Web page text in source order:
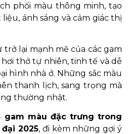
phối màu thông minh, tạo
ánh sáng và cảm giác thị
trở lại mạnh mẽ của các gam
thở tự nhiên, tinh tế và dễ
hình nhà ở. Những sắc màu
thanh lịch, sang trọng mà
thường nhật.
gam màu đặc trưng trong
2025, đi kèm những gợi ý